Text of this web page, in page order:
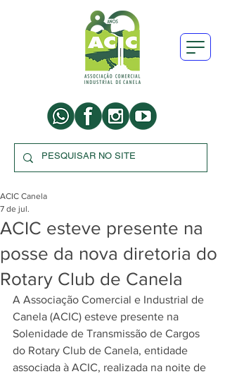
ACIC esteve presente na
posse da nova diretoria do
Rotary Club de Canela
ACIC Canela
7 de jul.
A Associação Comercial e Industrial de
Canela (ACIC) esteve presente na
Solenidade de Transmissão de Cargos
do Rotary Club de Canela, entidade
associada à ACIC, realizada na noite de